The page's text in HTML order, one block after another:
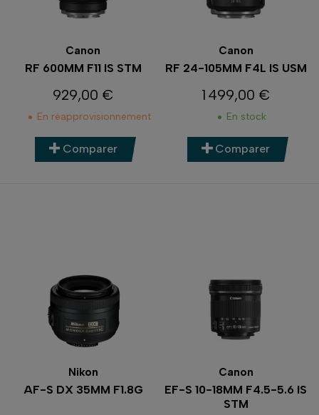
Canon
RF 600MM F11 IS STM
Prix
929,00 €
En réapprovisionnement
Comparer
Canon
RF 24-105MM F4L IS USM
Prix
1 499,00 €
En stock
Comparer
Nikon
AF-S DX 35MM F1.8G
Canon
EF-S 10-18MM F4.5-5.6 IS
STM